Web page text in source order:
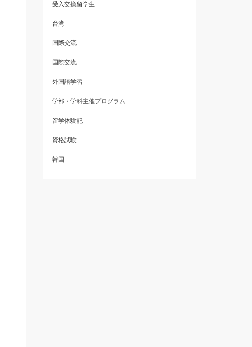
受入交換留学生
台湾
国際交流
国際交流
外国語学習
学部・学科主催プログラム
留学体験記
資格試験
韓国